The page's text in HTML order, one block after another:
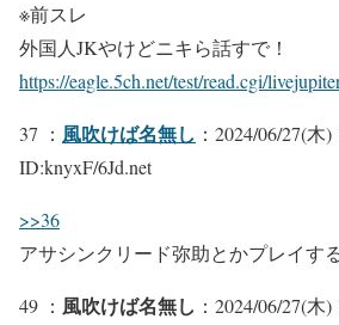
※前スレ
外国人JKやけどニキら話すで！
https://eagle.5ch.net/test/read.cgi/
37 ： 風吹けば名無し ：2024/06/27(木)
ID:knyxF/6Jd.net
>>36
アサシンクリード弥助とかプレイす
49 ： 風吹けば名無し ：2024/06/27(木)